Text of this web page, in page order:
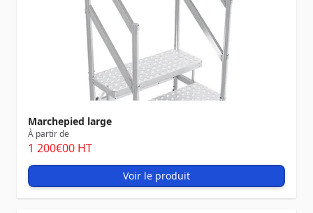
Marchepied large
À partir de
1 200€00 HT
Voir le produit